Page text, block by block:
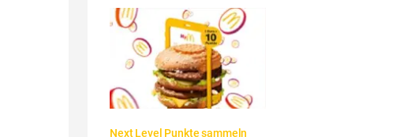
Next Level Punkte sammeln